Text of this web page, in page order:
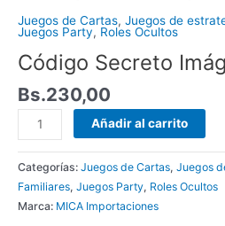
Juegos de Cartas, Juegos de
Juegos Party, Roles Ocultos
Código Secreto
Bs.230,00
Añadir al carrito
Categorías: Juegos de Cartas, Juegos
Familiares, Juegos Party, Roles Ocultos
Marca: MICA Importaciones